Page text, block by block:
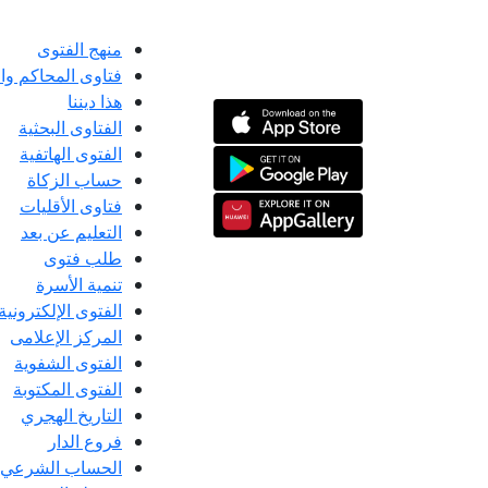
منهج الفتوى
فتاوى المحاكم
هذا ديننا
الفتاوى البحثية
الفتوى الهاتفية
حساب الزكاة
فتاوى الأقليات
التعليم عن بعد
طلب فتوى
تنمية الأسرة
الفتوى الإلكترونية
المركز الإعلامى
الفتوى الشفوية
الفتوى المكتوبة
التاريخ الهجري
فروع الدار
الحساب الشرعي